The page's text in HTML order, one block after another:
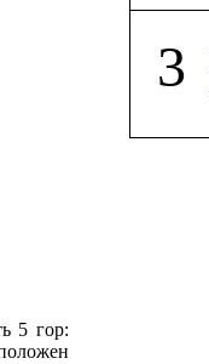
5 гор:
3